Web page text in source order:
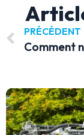
PRÉCÉDENT